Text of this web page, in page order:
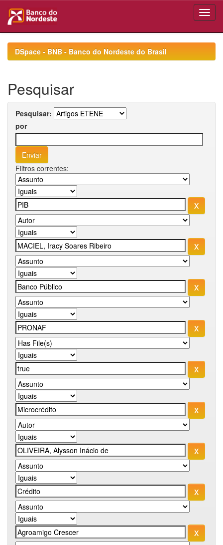
navigationDSpace - BNB - Banco do Nordeste do Brasil
Pesquisar
Pesquisar:
por
Filtros correntes: